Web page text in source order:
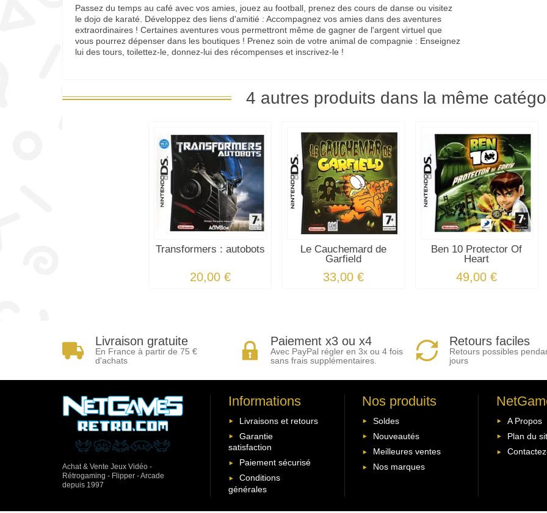
Passez du temps au café avec vos amies, jouez au football, prenez des cours de danse ou visitez
le dojo de karaté. Développez des liens d'amitié­ : Accompagnez vos amies dans des aventures
extraordinaires ! Certaines aventures vous permettront même de gagner de l'argent virtuel que
vous pourrez dépenser dans les boutiques ! Prenez soin de votre animal de compagnie ­: Enseignez
lui des tours, toilettez-le, donnez-lui des récompenses et inscrivez-le !
4 autres produits dans la même
Transformers : autobots
20,00 €
Le Cauchemard de
Garfield
33,00 €
Ben 10 Protector Of
Heart
49,00 €
Livraison gratuite
En France à partir de 75 €
d'achats
Paiement x3 ou x4
Avec PayPal régler en 3x ou 4 fois
sans frais supplémentaires.
Retours faciles
Retours possibles
jours
Achat & Vente Jeux Vidéo -
Rétrogaming - Flipper - Arcade
depuis 1997
Informations
Livraisons et retours
Garantie
satisfaction
Paiement sécurisé
Conditions
générales
Nos produits
Soldes
Nouveautés
Meilleures ventes
Nos marques
A Propos
Plan du